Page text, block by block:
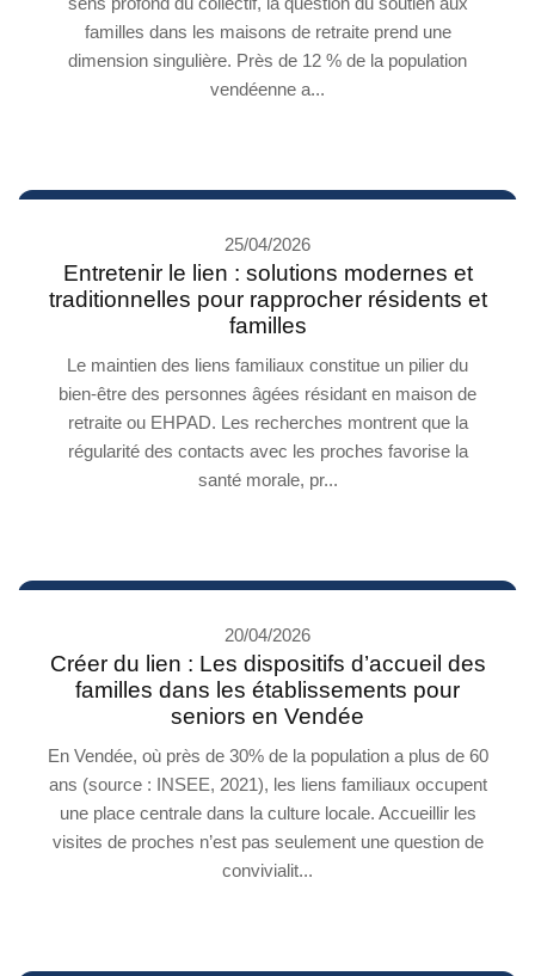
familles dans les maisons de retraite prend une
dimension singulière. Près de 12 % de la population
vendéenne a...
25/04/2026
Entretenir le lien : solutions modernes et
traditionnelles pour rapprocher résidents et
familles
Le maintien des liens familiaux constitue un pilier du
bien-être des personnes âgées résidant en maison de
retraite ou EHPAD. Les recherches montrent que la
régularité des contacts avec les proches favorise la
santé morale, pr...
20/04/2026
Créer du lien : Les dispositifs d’accueil des
familles dans les établissements pour
seniors en Vendée
En Vendée, où près de 30% de la population a plus de 60
ans (source : INSEE, 2021), les liens familiaux occupent
une place centrale dans la culture locale. Accueillir les
visites de proches n’est pas seulement une question de
convivialit...